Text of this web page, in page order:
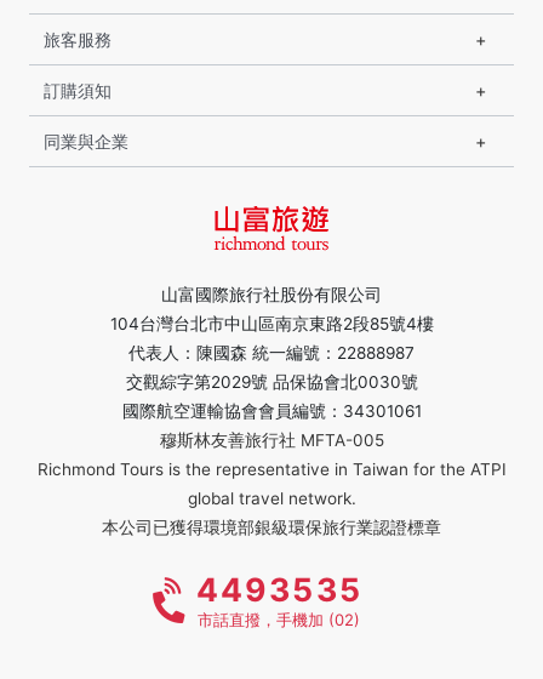
山富國際旅行社股份有限公司
104台灣台北市中山區南京東路2段85號4樓
代表人：陳國森 統一編號：22888987
交觀綜字第2029號 品保協會北0030號
國際航空運輸協會會員編號：34301061
穆斯林友善旅行社 MFTA-005
Richmond Tours is the representative in Taiwan for the ATPI
global travel network.
本公司已獲得環境部銀級環保旅行業認證標章
旅客服務
訂購須知
同業與企業
4493535
市話直撥，手機加 (02)